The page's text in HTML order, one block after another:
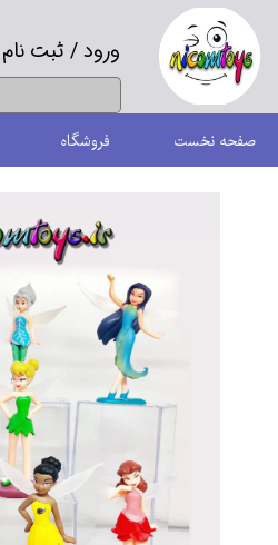
ورود/ ثبت نام
حساب کاربری من
تغییر گذر واژه
سفارشات
خروج از حساب کاربری
صفحه نخست فروشگاه